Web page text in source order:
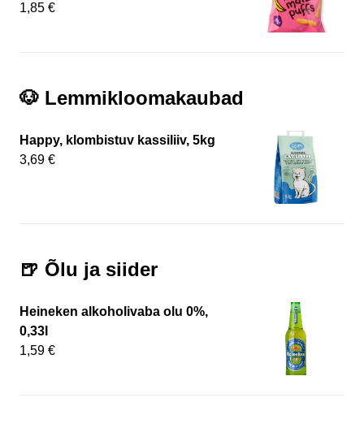
1,85 €
🐶 Lemmikloomakaubad
Happy, klombistuv kassiliiv, 5kg
3,69 €
🍺 Õlu ja siider
Heineken alkoholivaba olu 0%,
0,33l
1,59 €